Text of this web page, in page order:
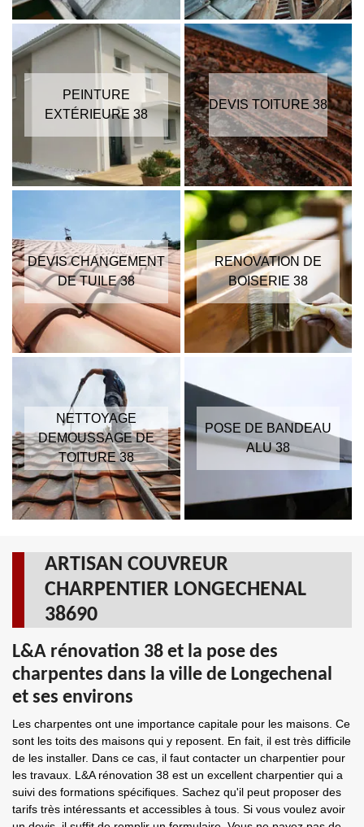
PEINTURE
EXTÉRIEURE 38
DEVIS TOITURE 38
DEVIS CHANGEMENT
DE TUILE 38
RENOVATION DE
BOISERIE 38
NETTOYAGE
DEMOUSSAGE DE
TOITURE 38
POSE DE BANDEAU
ALU 38
ARTISAN COUVREUR
CHARPENTIER LONGECHENAL
38690
L&A rénovation 38 et la pose des
charpentes dans la ville de Longechenal
et ses environs
Les charpentes ont une importance capitale pour les maisons. Ce
sont les toits des maisons qui y reposent. En fait, il est très difficile
de les installer. Dans ce cas, il faut contacter un charpentier pour
les travaux. L&A rénovation 38 est un excellent charpentier qui a
suivi des formations spécifiques. Sachez qu'il peut proposer des
tarifs très intéressants et accessibles à tous. Si vous voulez avoir